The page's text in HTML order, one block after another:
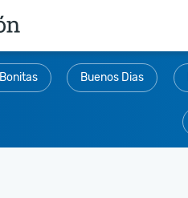
Bonitas Buenos Dias